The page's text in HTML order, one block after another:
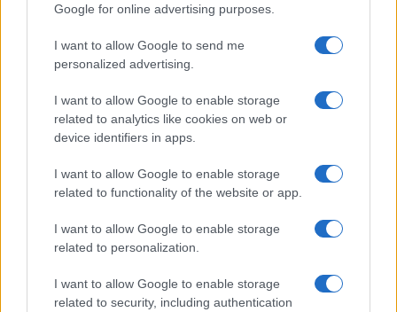
Google for online advertising purposes.
I want to allow Google to send me
personalized advertising.
I want to allow Google to enable storage
related to analytics like cookies on web or
device identifiers in apps.
I want to allow Google to enable storage
related to functionality of the website or app.
I want to allow Google to enable storage
related to personalization.
I want to allow Google to enable storage
related to security, including authentication
Continua a leggere